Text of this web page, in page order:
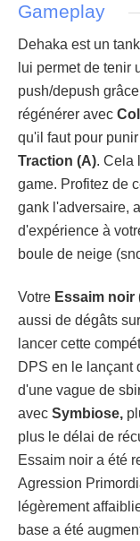
Gameplay
Dehaka est un
lui permet de tenir
push/depush
régénérer avec
qu'il faut pour
Traction (A). Cela
game. Profitez de
gank l'adversaire,
d'expérience à
boule de neige
Votre Essaim noir
aussi de dégâts
lancer cette
DPS en le lançant
d'une vague de
avec Symbiose,
plus le délai de
Essaim noir a été
Agression
légèrement
base a été